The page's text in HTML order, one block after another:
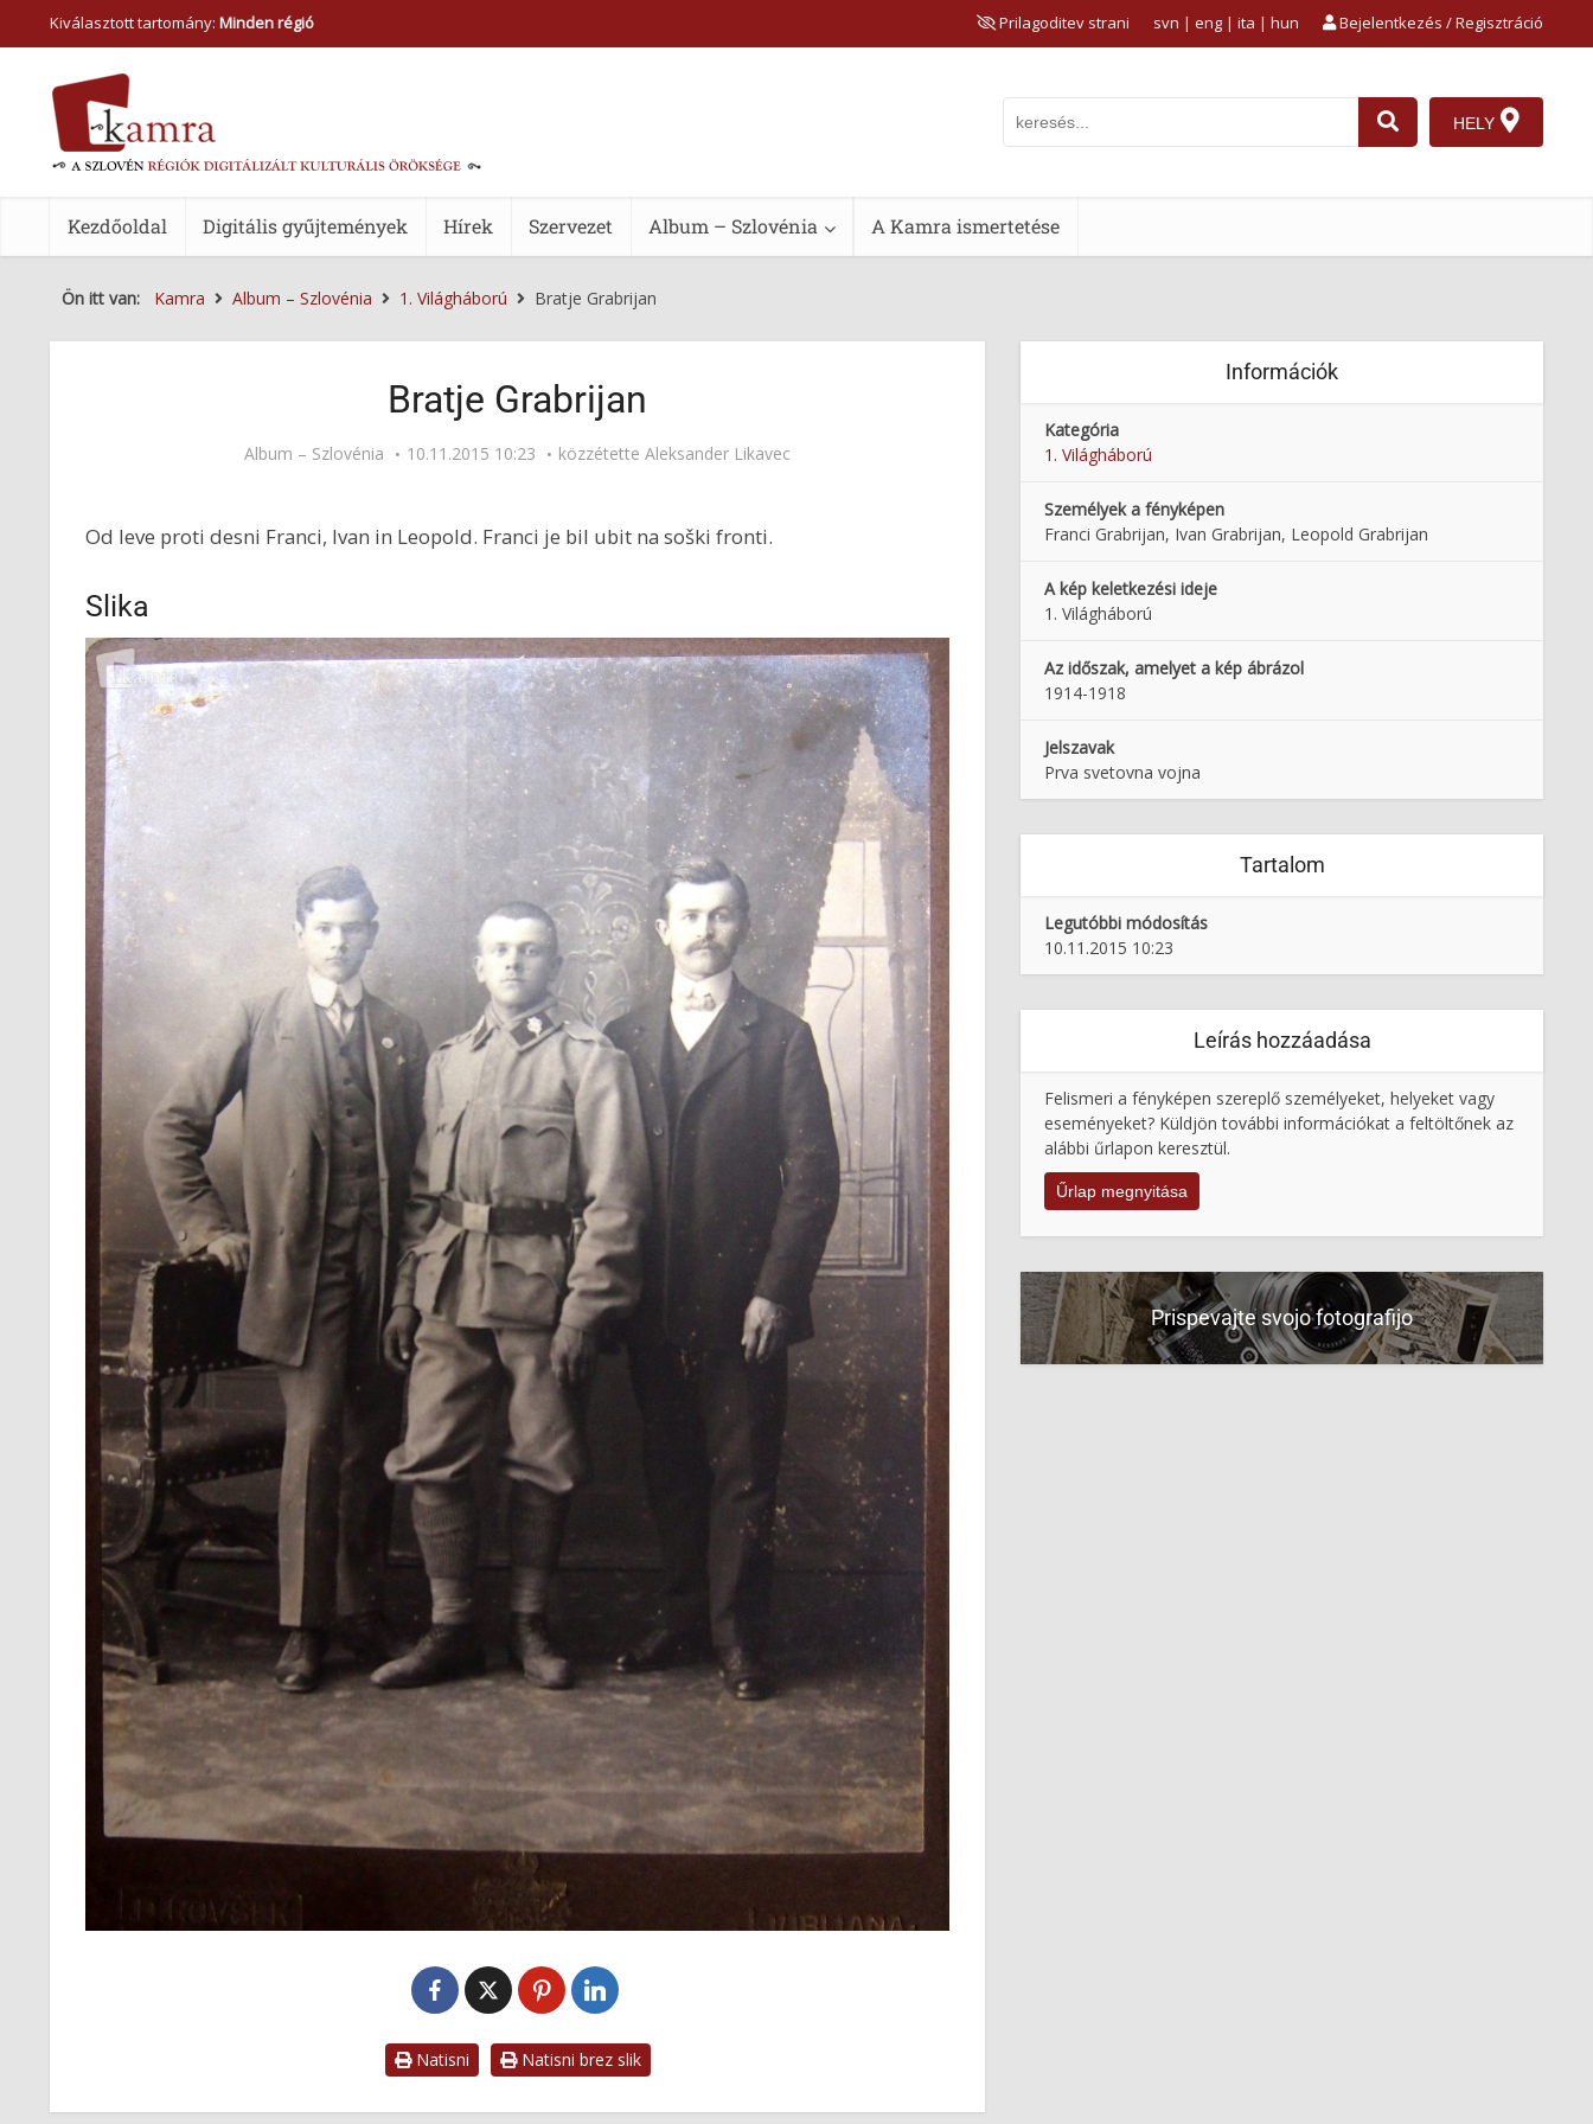
Kiválasztott tartomány: Minden régió Prilagoditev strani Bejelentkezés / Regisztráció
svn | eng | ita | hun
HELY
Kezdőoldal Digitális gyűjtemények Hírek Szervezet Album – Szlovénia A Kamra ismertetése
Ön itt van: Kamra Album – Szlovénia 1. Világháború Bratje Grabrijan
Bratje Grabrijan
Album – Szlovénia 10.11.2015 10:23 közzétette Aleksander Likavec
Od leve proti desni Franci, Ivan in Leopold. Franci je bil ubit na soški fronti.
Slika
Natisni Natisni brez slik
Információk
Kategória
1. Világháború
Személyek a fényképen
Franci Grabrijan, Ivan Grabrijan, Leopold Grabrijan
A kép keletkezési ideje
1. Világháború
Az időszak, amelyet a kép ábrázol
1914-1918
Jelszavak
Prva svetovna vojna
Tartalom
Legutóbbi módosítás
10.11.2015 10:23
Leírás hozzáadása
Felismeri a fényképen szereplő személyeket, helyeket vagy
eseményeket? Küldjön további információkat a feltöltőnek az
alábbi űrlapon keresztül.
Űrlap megnyitása
Prispevajte svojo fotografijo